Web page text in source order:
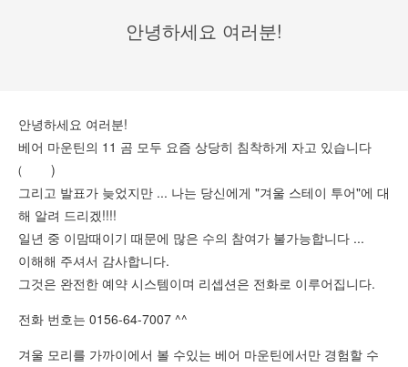
안녕하세요 여러분!
안녕하세요 여러분!
베어 마운틴의 11 곰 모두 요즘 상당히 침착하게 자고 있습니다
(゚ ゚)
그리고 발표가 늦었지만 ... 나는 당신에게 "겨울 스테이 투어"에 대
해 알려 드리겠!!!!
일년 중 이맘때이기 때문에 많은 수의 참여가 불가능합니다 ...
이해해 주셔서 감사합니다.
그것은 완전한 예약 시스템이며 리셉션은 전화로 이루어집니다.
전화 번호는 0156-64-7007 ^^
겨울 모리를 가까이에서 볼 수있는 베어 마운틴에서만 경험할 수